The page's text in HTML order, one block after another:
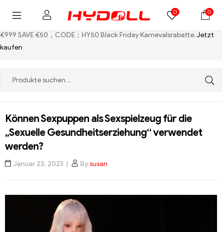
€999 SAVE €50，CODE：HY50 Black Friday Karnevalsrabatte.Jetzt
kaufen
0 0
Können Sexpuppen als Sexspielzeug für die
„Sexuelle Gesundheitserziehung“ verwendet
werden?
Januar 23, 2023 Bysusan